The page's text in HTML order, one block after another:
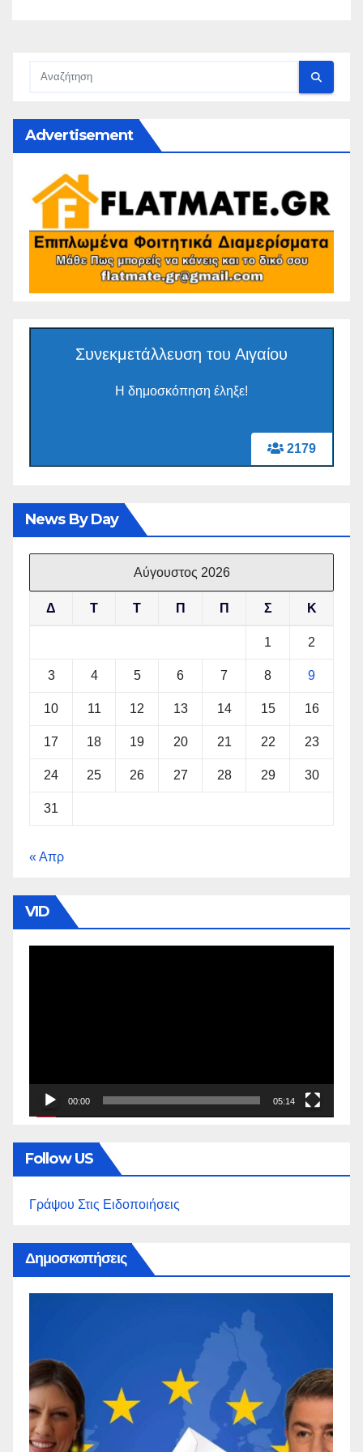
Advertisement
2179
Συνεκμετάλλευση του Αιγαίου
Η δημοσκόπηση έληξε!
News By Day
Αύγουστος 2026
Δ Τ Τ Π Π Σ Κ
1 2
3 4 5 6 7 8 9
10 11 12 13 14 15 16
17 18 19 20 21 22 23
24 25 26 27 28 29 30
31
« Απρ
VID
00:00 05:14
Follow US
Γράψου Στις Ειδοποιήσεις
Δημοσκοπήσεις